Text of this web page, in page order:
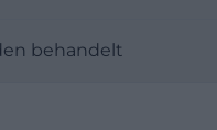
behandelt